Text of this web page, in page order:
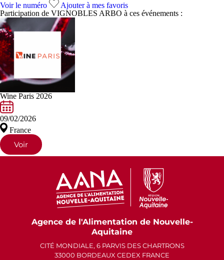
Voir le numéro
Ajouter à mes favoris
Participation de VIGNOBLES ARBO à ces événements :
Wine Paris 2026
09/02/2026
France
Voir
Agence de l'Alimentation de Nouvelle-
Aquitaine
CITÉ MONDIALE, 6 PARVIS DES CHARTRONS
33000 BORDEAUX CEDEX FRANCE